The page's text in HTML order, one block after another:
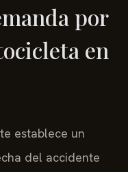
por
en
establece un
del accidente